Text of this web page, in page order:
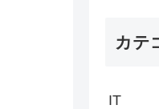
カテ
IT